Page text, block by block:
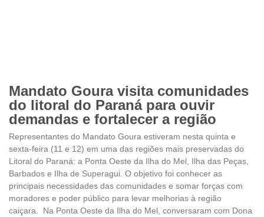
Mandato Goura visita comunidades
do litoral do Paraná para ouvir
demandas e fortalecer a região
Representantes do Mandato Goura estiveram nesta quinta e
sexta-feira (11 e 12) em uma das regiões mais preservadas do
Litoral do Paraná: a Ponta Oeste da Ilha do Mel, Ilha das Peças,
Barbados e Ilha de Superagui. O objetivo foi conhecer as
principais necessidades das comunidades e somar forças com
moradores e poder público para levar melhorias à região
caiçara. Na Ponta Oeste da Ilha do Mel, conversaram com Dona